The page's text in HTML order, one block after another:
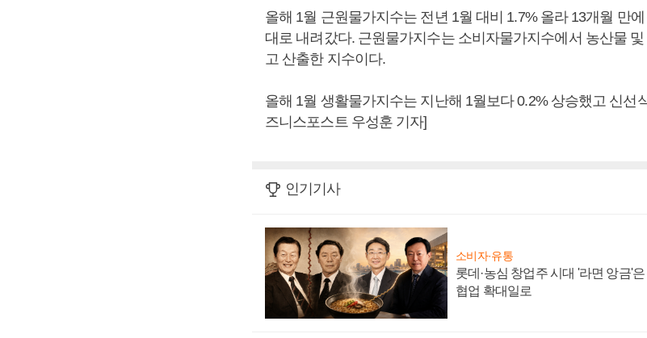
올해 1월 근원물가지수는 전년 1월 대비 1.7% 올라 13개월 만
대로 내려갔다. 근원물가지수는 소비자물가지수에서 농산물
고 산출한 지수이다.
올해 1월 생활물가지수는 지난해 1월보다 0.2% 상승했고 신선
즈니스포스트 우성훈 기자]
인기기사
소비자·유통
롯데·농심 창업주 시대 '라면 앙금'
협업 확대일로